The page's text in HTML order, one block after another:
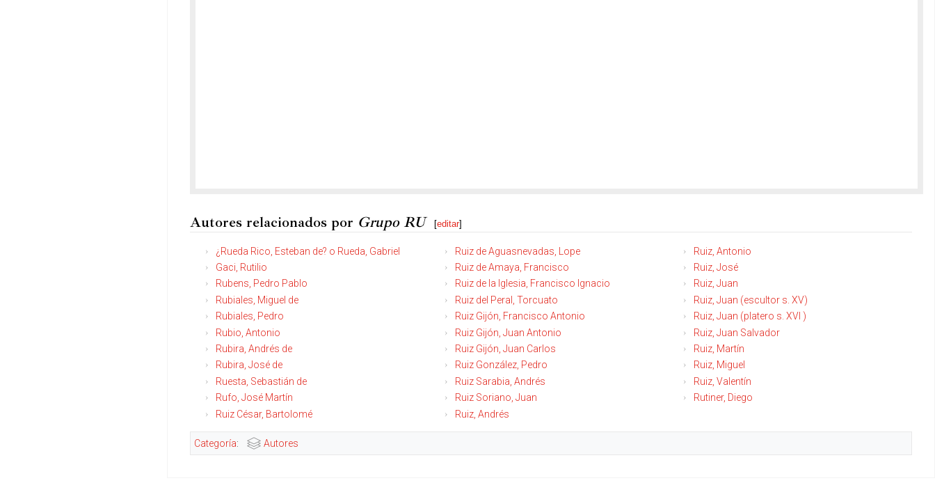
Autores relacionados por Grupo RU [editar]
¿Rueda Rico, Esteban de? o Rueda, Gabriel
Gaci, Rutilio
Rubens, Pedro Pablo
Rubiales, Miguel de
Rubiales, Pedro
Rubio, Antonio
Rubira, Andrés de
Rubira, José de
Ruesta, Sebastián de
Rufo, José Martín
Ruiz César, Bartolomé
Ruiz de Aguasnevadas, Lope
Ruiz de Amaya, Francisco
Ruiz de la Iglesia, Francisco Ignacio
Ruiz del Peral, Torcuato
Ruiz Gijón, Francisco Antonio
Ruiz Gijón, Juan Antonio
Ruiz Gijón, Juan Carlos
Ruiz González, Pedro
Ruiz Sarabia, Andrés
Ruiz Soriano, Juan
Ruiz, Andrés
Ruiz, Antonio
Ruiz, José
Ruiz, Juan
Ruiz, Juan (escultor s. XV)
Ruiz, Juan (platero s. XVI )
Ruiz, Juan Salvador
Ruiz, Martín
Ruiz, Miguel
Ruiz, Valentín
Rutiner, Diego
Categoría: Autores